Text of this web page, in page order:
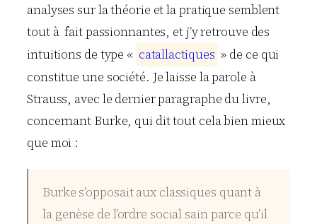
analyses sur la théorie et la pratique semblent
tout à fait passionnantes, et j’y retrouve des
intuitions de type « catallactiques » de ce qui
constitue une société. Je laisse la parole à
Strauss, avec le dernier paragraphe du livre,
concernant Burke, qui dit tout cela bien mieux
que moi :
Burke s’opposait aux classiques quant à
la genèse de l’ordre social sain parce qu’il